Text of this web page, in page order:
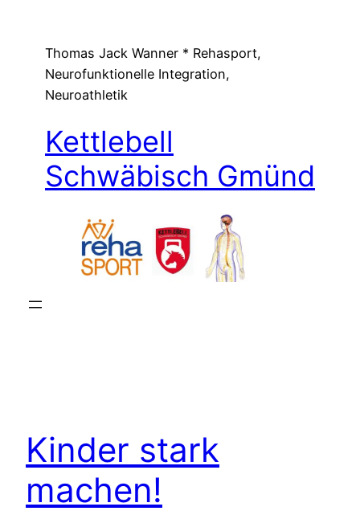
springenThomas Jack Wanner * Rehasport,
Neurofunktionelle Integration,
Neuroathletik
Kettlebell
Schwäbisch Gmünd
Kinder stark
machen!